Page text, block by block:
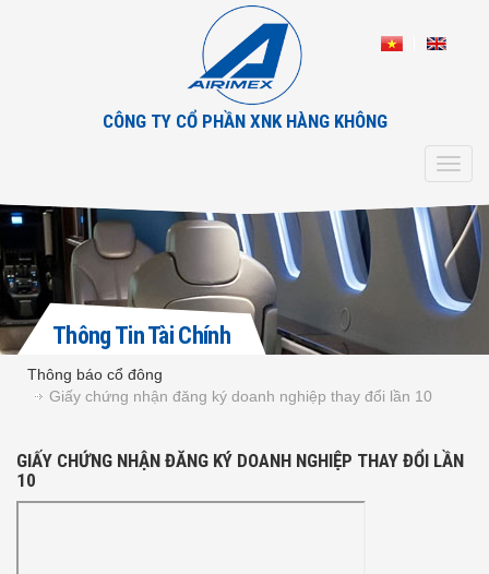
CÔNG TY CỔ PHẦN XNK HÀNG KHÔNG
Thông Tin Tài Chính
Thông báo cổ đông
Giấy chứng nhận đăng ký doanh nghiệp thay đổi lần 10
GIẤY CHỨNG NHẬN ĐĂNG KÝ DOANH NGHIỆP THAY ĐỔI LẦN
10